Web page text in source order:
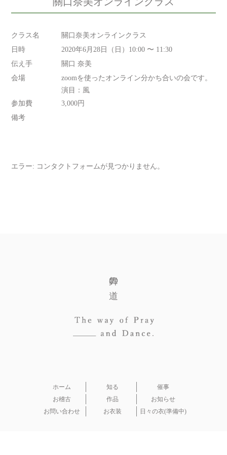
クラス名
關口奈美オンラインクラス
日時
2020年6月28日（日）10:00 〜 11:30
伝え手
關口 奈美
会場
zoomを使ったオンライン分かち合いの会です。
演目：風
参加費
3,000円
備考
エラー: コンタクトフォームが見つかりません。
舞の道
ホーム 知る
催事
お稽古
作品
お知らせ
お問い合わせ
お衣装 日々の衣(準備中)